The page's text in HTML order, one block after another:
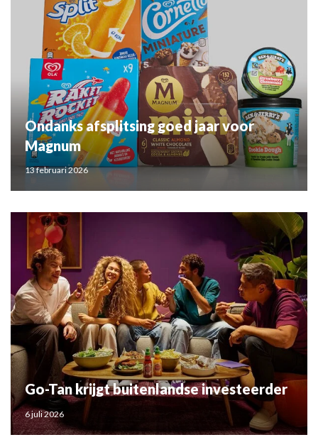
Ondanks afsplitsing goed jaar voor
Magnum
13 februari 2026
Go-Tan krijgt buitenlandse investeerder
6 juli 2026